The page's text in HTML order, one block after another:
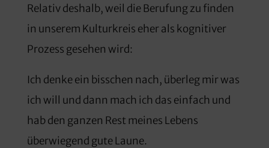
Relativ deshalb, weil die Berufung zu finden
in unserem Kulturkreis eher als kognitiver
Prozess gesehen wird:
Ich denke ein bisschen nach, überleg mir was
ich will und dann mach ich das einfach und
hab den ganzen Rest meines Lebens
überwiegend gute Laune.